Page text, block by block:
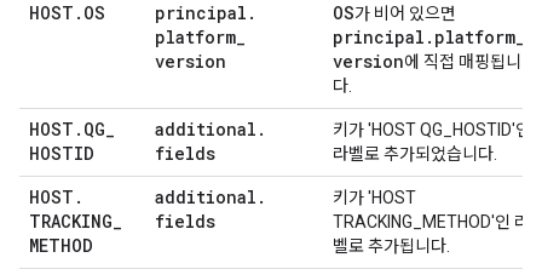
HOST . OS principal .
platform_
version
OS가 비어 있으면
principal . platform_
version에 직접 매핑됩니
다.
HOST . QG_
HOSTID
additional .
fields
키가 'HOST QG_HOSTID'인
라벨로 추가되었습니다.
HOST .
TRACKING_
METHOD
additional .
fields
키가 'HOST
TRACKING_METHOD'인 라
벨로 추가됩니다.